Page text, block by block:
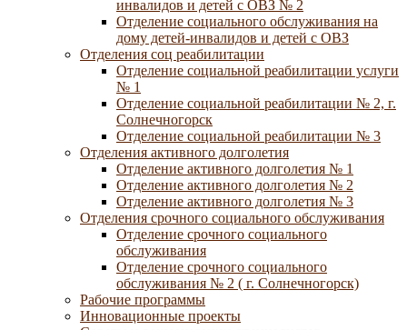
инвалидов и детей с ОВЗ № 2
Отделение социального обслуживания на
дому детей-инвалидов и детей с ОВЗ
Отделения соц реабилитации
Отделение социальной реабилитации услуги
№ 1
Отделение социальной реабилитации № 2, г.
Солнечногорск
Отделение социальной реабилитации № 3
Отделения активного долголетия
Отделение активного долголетия № 1
Отделение активного долголетия № 2
Отделение активного долголетия № 3
Отделения срочного социального обслуживания
Отделение срочного социального
обслуживания
Отделение срочного социального
обслуживания № 2 ( г. Солнечногорск)
Рабочие программы
Инновационные проекты